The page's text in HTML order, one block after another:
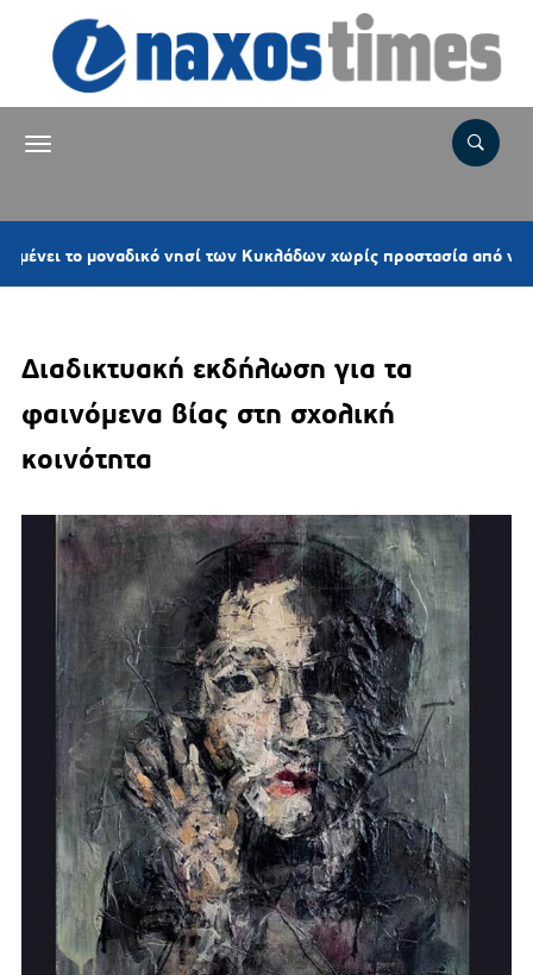
νησί των Κυκλάδων χωρίς προστασία από νέες
Διαδικτυακή εκδήλωση για τα
φαινόμενα βίας στη σχολική
κοινότητα